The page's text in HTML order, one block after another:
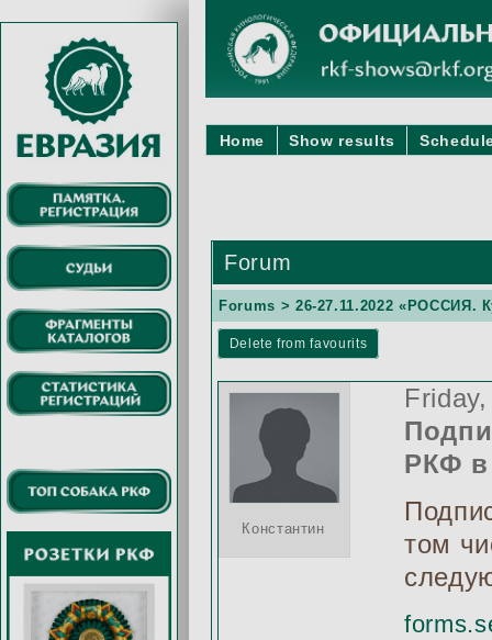
Home Show results
Forum
Forums > 26-27.11.2022 «РОССИЯ.
Delete from favourits
Константин
РКФ в
том